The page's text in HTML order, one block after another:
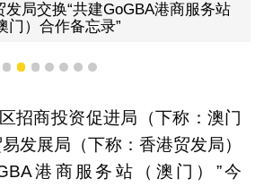
局交换“共建GoGBA港商服务站
门）合作备忘录”
1 2 3 4 5 6 7
招商投资促进局（下称：澳门
发展局（下称：香港贸发局）
港商服务站（澳门）”今